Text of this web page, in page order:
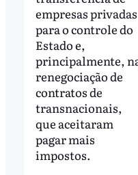
empresas privadas
para o controle do
Estado e,
principalmente,
renegociação de
contratos de
transnacionais,
que aceitaram
pagar mais
impostos.